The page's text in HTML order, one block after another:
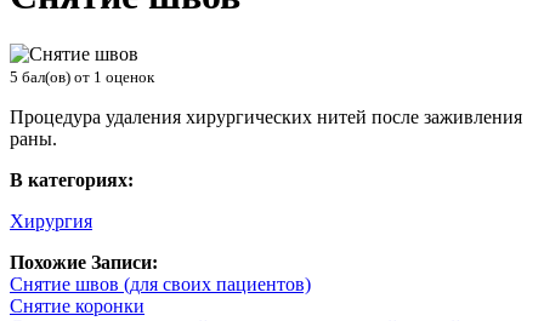
5 бал(ов) от 1 оценок
Процедура удаления хирургических нитей после заживления
раны.
В категориях:
Хирургия
Похожие Записи:
Снятие швов (для своих пациентов)
Снятие коронки